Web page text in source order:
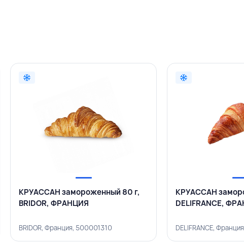
КРУАССАН замороженный 80 г,
BRIDOR, ФРАНЦИЯ
BRIDOR, Франция, 500001310
КРУАССАН
DELIFRANCE,
DELIFRANCE,